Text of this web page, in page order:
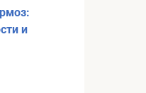
и